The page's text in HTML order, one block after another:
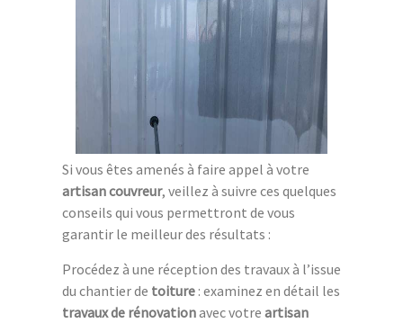
Si vous êtes amenés à faire appel à votre
artisan couvreur, veillez à suivre ces quelques
conseils qui vous permettront de vous
garantir le meilleur des résultats :
Procédez à une réception des travaux à l’issue
du chantier de toiture : examinez en détail les
travaux de rénovationavec votre artisan